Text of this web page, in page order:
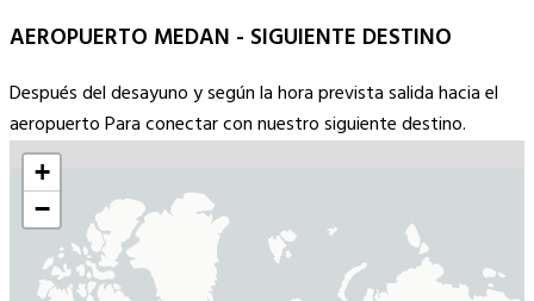
AEROPUERTO MEDAN - SIGUIENTE DESTINO
Después del desayuno y según la hora prevista salida hacia el
aeropuerto Para conectar con nuestro siguiente destino.
+
−